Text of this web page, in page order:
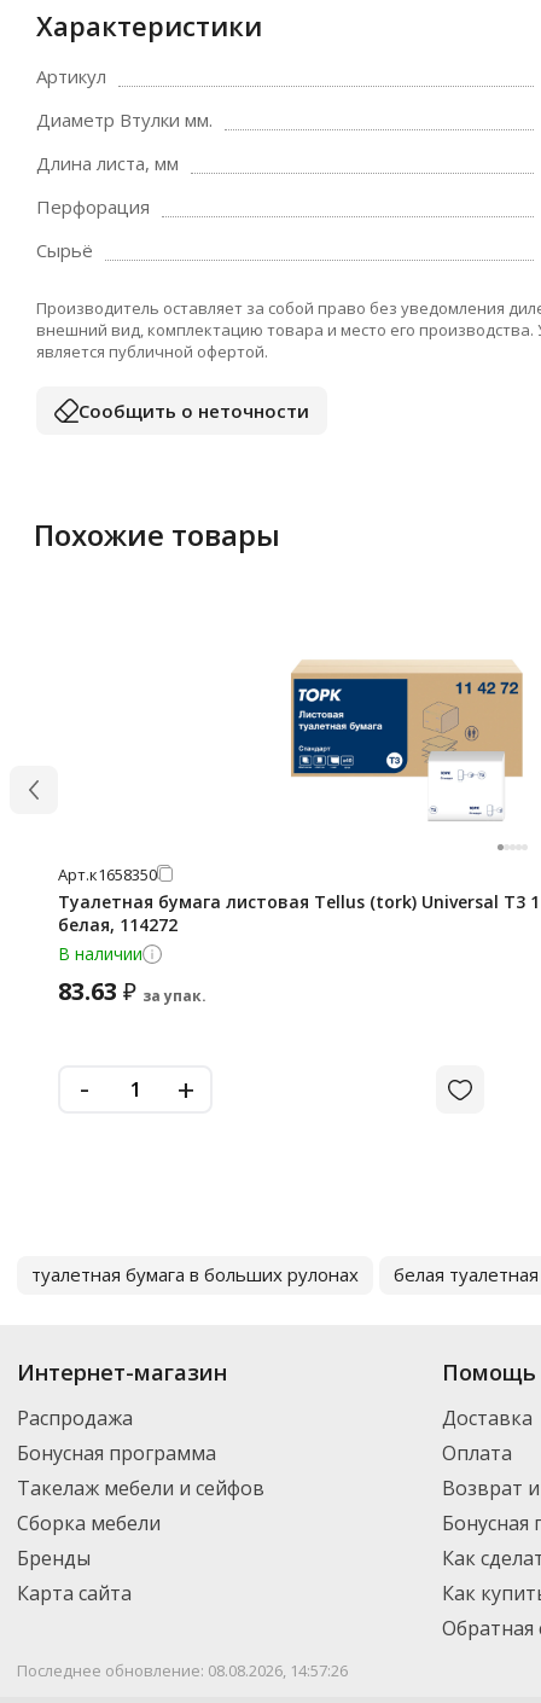
Характеристики
Артикул
Диаметр Втулки мм.
Длина листа, мм
Перфорация
Сырьё
Производитель оставляет за собой право без уведомления
внешний вид, комплектацию товара и место его
является публичной офертой.
Сообщить о неточности
Похожие товары
Арт.к1658350
Туалетная бумага листовая Tellus (tork) Universal T3
белая, 114272
В наличии
83.63 ₽ за упак.
- +
туалетная бумага в больших рулонах белая
Интернет-магазин
Распродажа
Бонусная программа
Такелаж мебели и сейфов
Сборка мебели
Бренды
Карта сайта
Помощь
Доставка
Оплата
Возврат
Бонусная
Как
Как
Обратная
Последнее обновление: 08.08.2026, 14:57:26